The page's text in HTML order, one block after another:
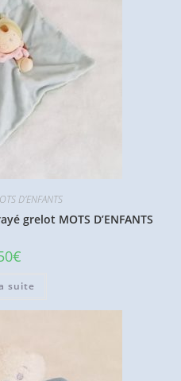
D'ENFANTS
grelot MOTS D’ENFANTS
€
suite